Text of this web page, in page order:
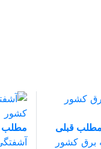
مطلب قبلی
برق کشور
مطلب